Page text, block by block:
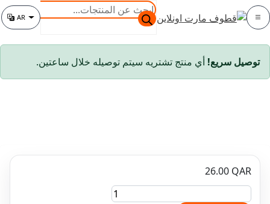
عن
AR
سريع!أي منتج تشتريه سيتم توصيله خلال ساعتين.
26.00